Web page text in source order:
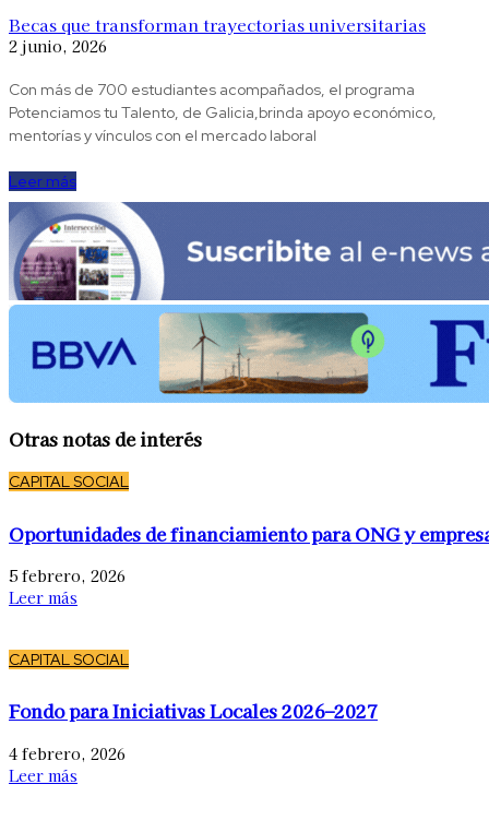
Becas que transforman trayectorias universitarias
2 junio, 2026
Con más de 700 estudiantes acompañados, el programa
Potenciamos tu Talento, de Galicia,brinda apoyo económico,
mentorías y vínculos con el mercado laboral
Leer más
Otras notas de interés
CAPITAL SOCIAL
Oportunidades de financiamiento para ONG y
5 febrero, 2026
Leer más
CAPITAL SOCIAL
Fondo para Iniciativas Locales 2026–2027
4 febrero, 2026
Leer más